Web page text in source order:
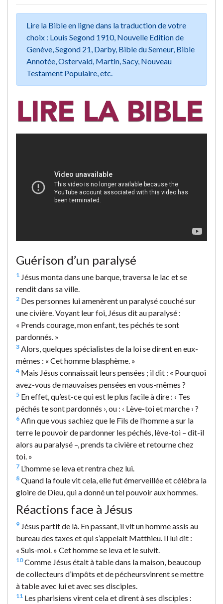
Lire la Bible en ligne dans la traduction de votre
choix : Louis Segond 1910, Nouvelle Edition de
Genève, Segond 21, Darby, Bible du Semeur, Bible
Annotée, Ostervald, Martin, Sacy, Nouveau
Testament Populaire, etc.
Guérison d’un paralysé
1 Jésus monta dans une barque, traversa le lac et se
rendit dans sa ville.
2 Des personnes lui amenèrent un paralysé couché sur
une civière. Voyant leur foi, Jésus dit au paralysé :
« Prends courage, mon enfant, tes péchés te sont
pardonnés. »
3 Alors, quelques spécialistes de la loi se dirent en eux-
mêmes : « Cet homme blasphème. »
4 Mais Jésus connaissait leurs pensées ; il dit : « Pourquoi
avez-vous de mauvaises pensées en vous-mêmes ?
5 En effet, qu’est-ce qui est le plus facile à dire : ‹ Tes
péchés te sont pardonnés ›, ou : ‹ Lève-toi et marche › ?
6 Afin que vous sachiez que le Fils de l’homme a sur la
terre le pouvoir de pardonner les péchés, lève-toi – dit-il
alors au paralysé –, prends ta civière et retourne chez
toi. »
7 L’homme se leva et rentra chez lui.
8 Quand la foule vit cela, elle fut émerveillée et célébra la
gloire de Dieu, qui a donné un tel pouvoir aux hommes.
Réactions face à Jésus
9 Jésus partit de là. En passant, il vit un homme assis au
bureau des taxes et qui s’appelait Matthieu. Il lui dit :
« Suis-moi. » Cet homme se leva et le suivit.
10Comme Jésus était à table dans la maison, beaucoup
de collecteurs d’impôts et de pécheursvinrent se mettre
à table avec lui et avec ses disciples.
11 Les pharisiens virent cela et dirent à ses disciples :